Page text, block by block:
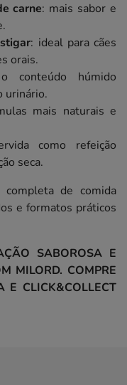
carne: mais sabor e
: ideal para cães
orais.
conteúdo húmido
urinário.
mais naturais e
como refeição
seca.
de comida
e formatos práticos
SABOROSA E
MILORD. COMPRE
E CLICK&COLLECT